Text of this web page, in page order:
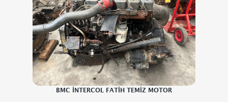
BMC İNTERCOL FATİH TEMİZ MOTOR